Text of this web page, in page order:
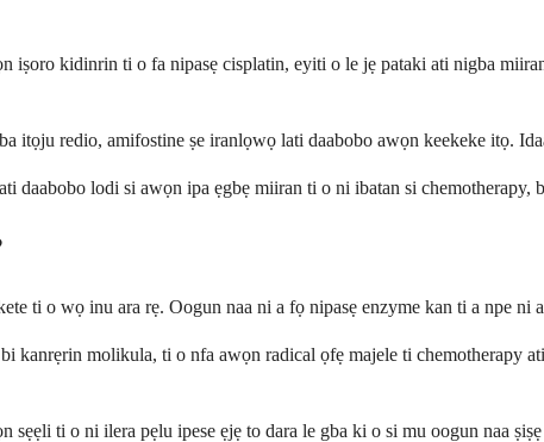
iṣoro kidinrin ti o fa nipasẹ cisplatin, eyiti o le jẹ pataki ati nigba
itọju redio, amifostine ṣe iranlọwọ lati daabobo awọn keekeke itọ.
daabobo lodi si awọn ipa ẹgbẹ miiran ti o ni ibatan si
ti o wọ inu ara rẹ. Oogun naa ni a fọ nipasẹ enzyme kan ti a npe
kanrẹrin molikula, ti o nfa awọn radical ọfẹ majele ti
ti o ni ilera pẹlu ipese ẹjẹ to dara le gba ki o si mu oogun naa